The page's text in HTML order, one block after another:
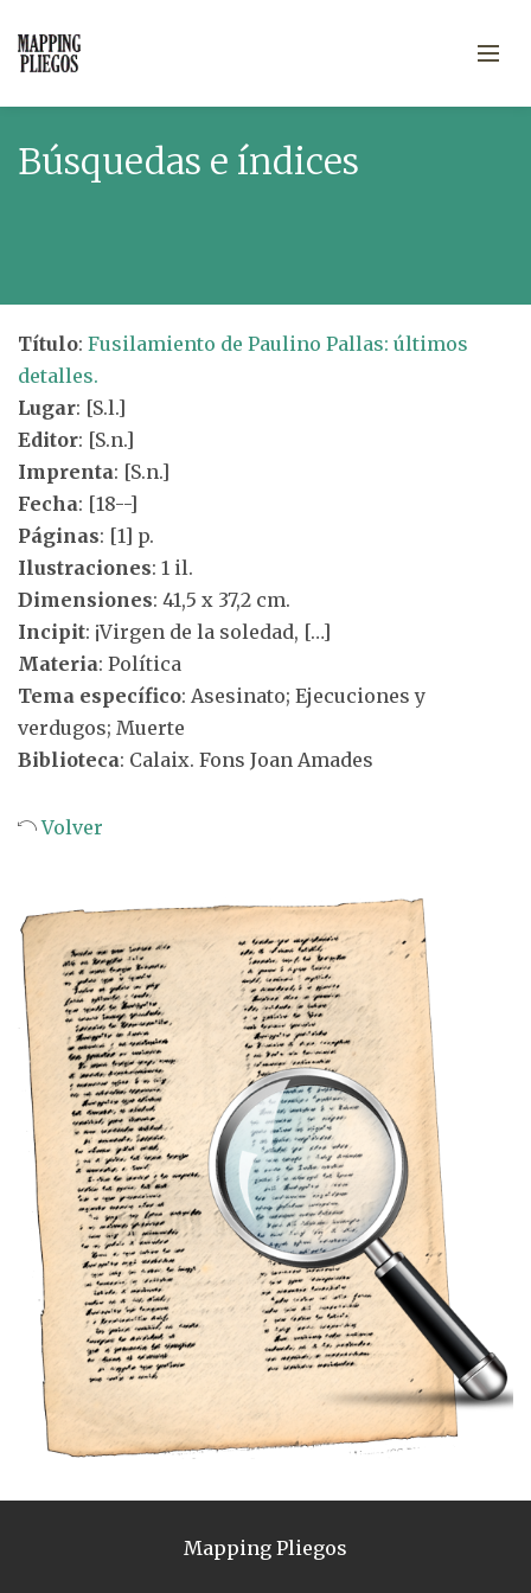
Búsquedas e índices
Título: Fusilamiento de Paulino Pallas: últimos
detalles.
Lugar: [S.l.]
Editor: [S.n.]
Imprenta: [S.n.]
Fecha: [18--]
Páginas: [1] p.
Ilustraciones: 1 il.
Dimensiones: 41,5 x 37,2 cm.
Incipit: ¡Virgen de la soledad, […]
Materia: Política
Tema específico: Asesinato; Ejecuciones y
verdugos; Muerte
Biblioteca: Calaix. Fons Joan Amades
Volver
Mapping Pliegos